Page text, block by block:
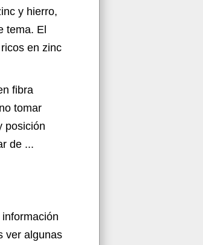
y hierro,
tema. El
en zinc
fibra
tomar
posición
de ...
ver algunas